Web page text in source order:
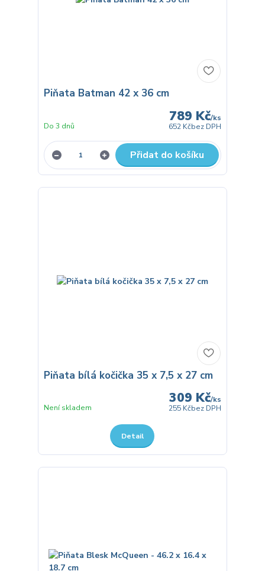
Piňata Batman 42 x 36 cm
789 Kč/ks
652 Kčbez DPH
Do 3 dnů
Přidat do košíku
Piňata bílá kočička 35 x 7,5 x 27 cm
309 Kč/ks
255 Kčbez DPH
Není skladem
Detail